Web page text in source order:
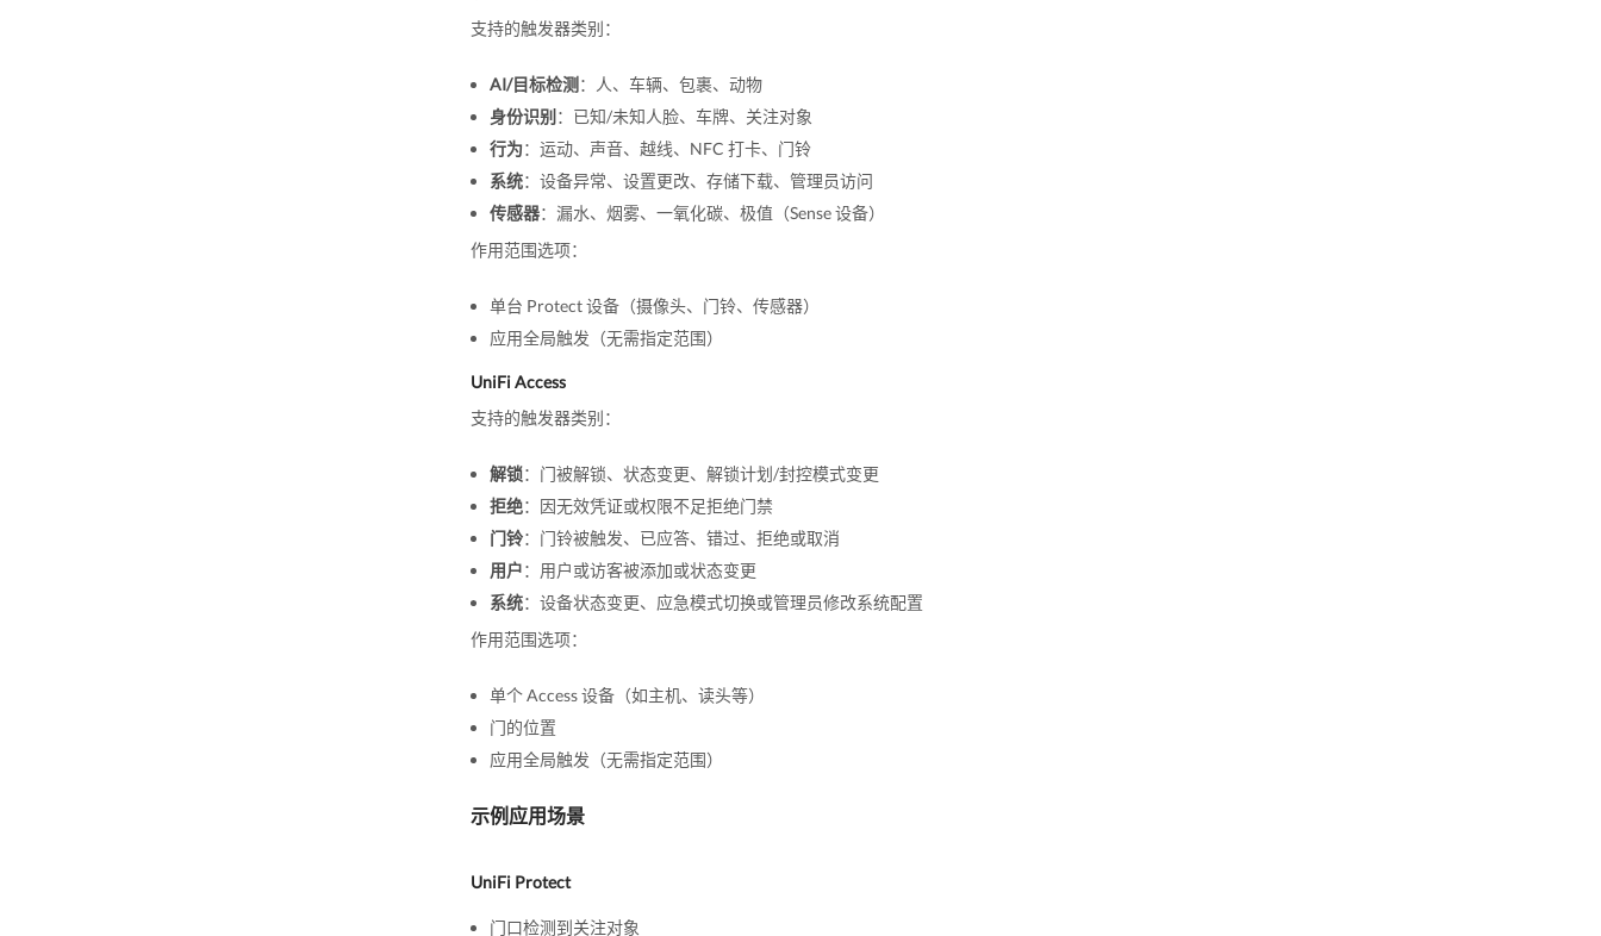
支持的触发器类别：
AI/目标检测 ：人、车辆、包裹、动物
身份识别 ：已知/未知人脸、车牌、关注对象
行为：运动、声音、越线、NFC 打卡、门铃
系统：设备异常、设置更改、存储下载、管理员访问
传感器：漏水、烟雾、一氧化碳、极值（Sense 设备）
作用范围选项：
单台 Protect 设备（摄像头、门铃、传感器）
应用全局触发（无需指定范围）
UniFi Access
支持的触发器类别：
解锁：门被解锁、状态变更、解锁计划/封控模式变更
拒绝：因无效凭证或权限不足拒绝门禁
门铃：门铃被触发、已应答、错过、拒绝或取消
用户：用户或访客被添加或状态变更
系统：设备状态变更、应急模式切换或管理员修改系统配置
作用范围选项：
单个 Access 设备（如主机、读头等）
门的位置
应用全局触发（无需指定范围）
示例应用场景
UniFi Protect
门口检测到关注对象